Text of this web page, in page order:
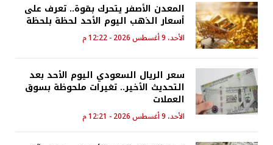
المعدن الأصفر يتحرك بقوة.. تعرف على
أسعار الذهب اليوم الأحد لحظة بلحظة
الأحد، 9 أغسطس 2026 - 12:22 م
سعر الريال السعودي اليوم الأحد بعد
التحديث الأخير.. تغيرات ملحوظة بسوق
العملات
الأحد، 9 أغسطس 2026 - 12:21 م